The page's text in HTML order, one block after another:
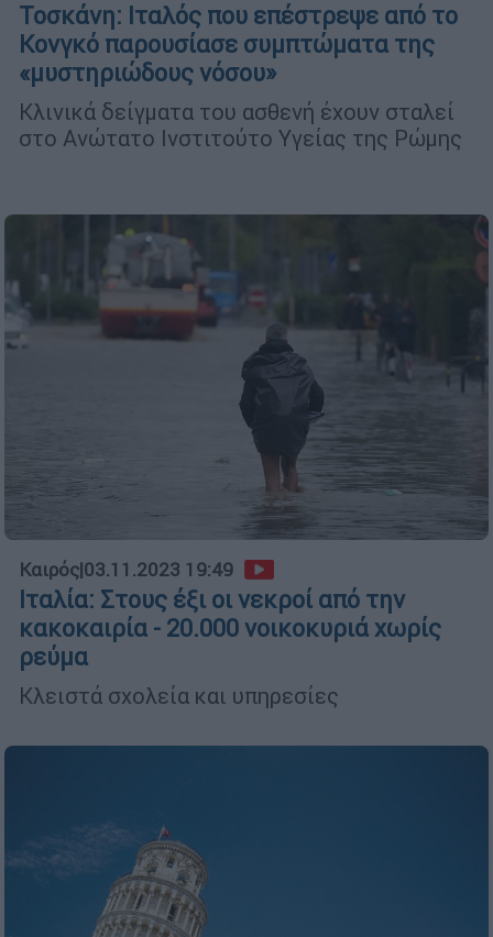
Τοσκάνη: Ιταλός που επέστρεψε από το
Κονγκό παρουσίασε συμπτώματα της
«μυστηριώδους νόσου»
Κλινικά δείγματα του ασθενή έχουν σταλεί
στο Ανώτατο Ινστιτούτο Υγείας της Ρώμης
Καιρός|03.11.2023 19:49
Ιταλία: Στους έξι οι νεκροί από την
κακοκαιρία - 20.000 νοικοκυριά χωρίς
ρεύμα
Κλειστά σχολεία και υπηρεσίες